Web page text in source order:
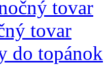
tovar
tovar
do topánok